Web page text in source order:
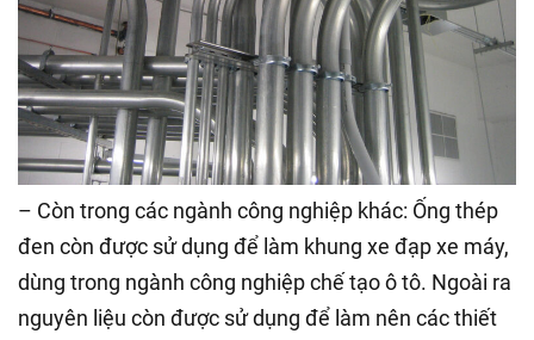
– Còn trong các ngành công nghiệp khác: Ống thép
đen còn được sử dụng để làm khung xe đạp xe máy,
dùng trong ngành công nghiệp chế tạo ô tô. Ngoài ra
nguyên liệu còn được sử dụng để làm nên các thiết